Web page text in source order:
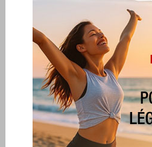
Batterie de
Fujitsu LifeBook
AH550 E8420 -
4400MAH Batterie
publié le 31/07/2024 à 04:07
Toutes nosFujitsu FPCBP198 batteriesont
Fujitsu FPCBP198 pour Fujitsu LifeBook
est le choix idéal pour votre! ToutesFujitsu
attestations internationales ISO9001, RoHS et